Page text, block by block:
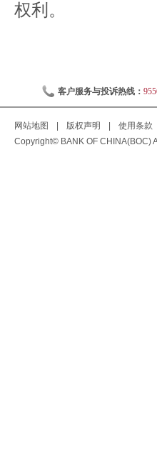
权利。
客户服务与投诉热线：
网站地图 版权声明 使用条款
Copyright© BANK OF CHINA(BOC)